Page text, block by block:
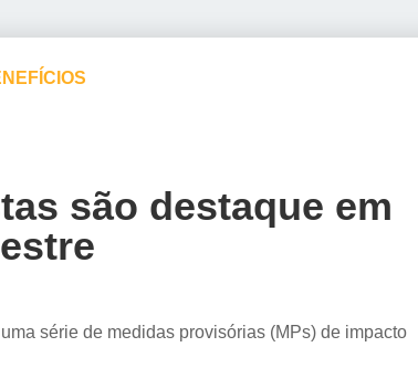
são destaque em
série de medidas provisórias (MPs) de impacto